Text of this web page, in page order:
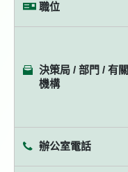
職位
決策局 / 部門 / 有關
機構
辦公室電話